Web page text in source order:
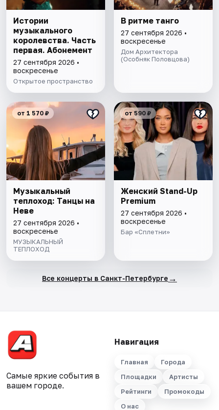
Истории
музыкального
королевства. Часть
первая. Абонемент
27 сентября 2026 •
воскресенье
Открытое пространство
В ритме танго
27 сентября 2026 •
воскресенье
Дом Архитектора
(Особняк Половцова)
от 1 570 ₽
Музыкальный
теплоход: Танцы на
Неве
27 сентября 2026 •
воскресенье
МУЗЫКАЛЬНЫЙ
ТЕПЛОХОД
от 590 ₽
Женский Stand-Up
Premium
27 сентября 2026 •
воскресенье
Бар «Сплетни»
Все концерты в Санкт-Петербурге →
Самые яркие события в
вашем городе.
Навигация
Главная
Города
Площадки
Артисты
Рейтинги
Промокоды
О нас